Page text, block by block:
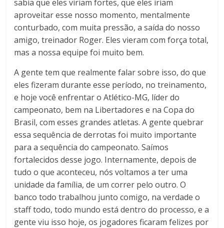
sabia que eles viriam fortes, que eles iriam
aproveitar esse nosso momento, mentalmente
conturbado, com muita pressão, a saída do nosso
amigo, treinador Roger. Eles vieram com força total,
mas a nossa equipe foi muito bem.
A gente tem que realmente falar sobre isso, do que
eles fizeram durante esse período, no treinamento,
e hoje você enfrentar o Atlético-MG, líder do
campeonato, bem na Libertadores e na Copa do
Brasil, com esses grandes atletas. A gente quebrar
essa sequência de derrotas foi muito importante
para a sequência do campeonato. Saímos
fortalecidos desse jogo. Internamente, depois de
tudo o que aconteceu, nós voltamos a ter uma
unidade da família, de um correr pelo outro. O
banco todo trabalhou junto comigo, na verdade o
staff todo, todo mundo está dentro do processo, e a
gente viu isso hoje, os jogadores ficaram felizes por